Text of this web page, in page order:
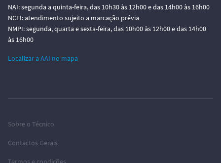
NAI: segunda a quinta-feira, das 10h30 às 12h00 e das 14h00 às 16h00
NCFI: atendimento sujeito a marcação prévia
NMPI: segunda, quarta e sexta-feira, das 10h00 às 12h00 e das 14h00
às 16h00
Localizar a AAI no mapa
Sobre o Técnico
Contactos Gerais